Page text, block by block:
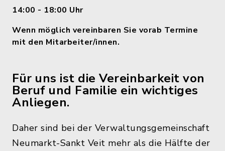
14:00 - 18:00 Uhr
Wenn möglich vereinbaren Sie vorab Termine
mit den Mitarbeiter/innen.
Für uns ist die Vereinbarkeit von
Beruf und Familie ein wichtiges
Anliegen.
Daher sind bei der Verwaltungsgemeinschaft
Neumarkt-Sankt Veit mehr als die Hälfte der